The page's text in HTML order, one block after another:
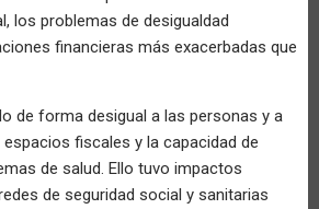
los problemas de desigualdad
financieras más exacerbadas que
de forma desigual a las personas y a
fiscales y la capacidad de
de salud. Ello tuvo impactos
de seguridad social y sanitarias